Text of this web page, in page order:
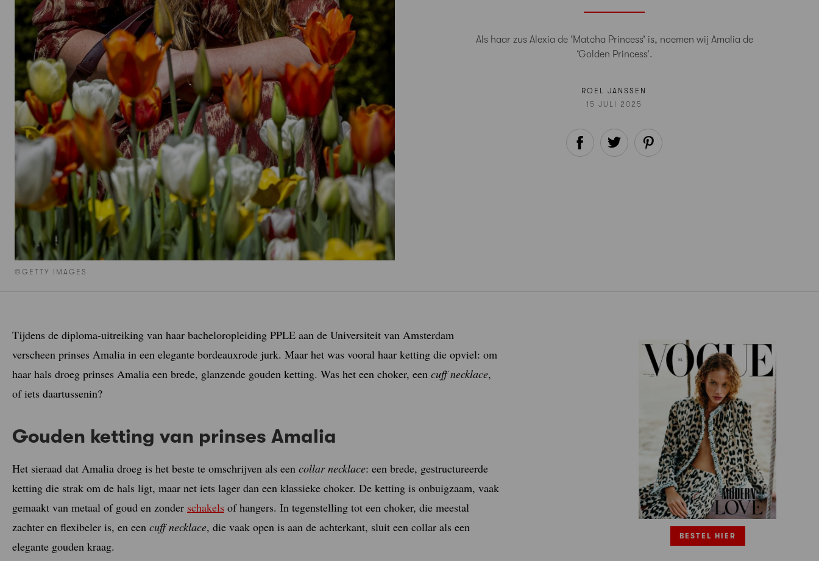
©GETTY IMAGES
Als haar zus Alexia de ‘Matcha Princess’ is, noemen wij Amalia de
‘Golden Princess’.
ROEL JANSSEN
15 JULI 2025
Tijdens de diploma-uitreiking van haar bacheloropleiding PPLE aan de Universiteit van Amsterdam
verscheen prinses Amalia in een elegante bordeauxrode jurk. Maar het was vooral haar ketting die opviel: om
haar hals droeg prinses Amalia een brede, glanzende gouden ketting. Was het een choker, een cuff necklace,
of iets daartussenin?
Gouden ketting van prinses Amalia
Het sieraad dat Amalia droeg is het beste te omschrijven als een collar necklace: een brede, gestructureerde
ketting die strak om de hals ligt, maar net iets lager dan een klassieke choker. De ketting is onbuigzaam, vaak
gemaakt van metaal of goud en zonder schakels of hangers. In tegenstelling tot een choker, die meestal
zachter en flexibeler is, en een cuff necklace, die vaak open is aan de achterkant, sluit een collar als een
elegante gouden kraag.
BESTEL HIER